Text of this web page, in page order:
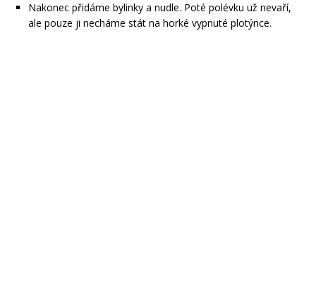
Nakonec přidáme bylinky a nudle. Poté polévku už nevaří,
ale pouze ji necháme stát na horké vypnuté plotýnce.